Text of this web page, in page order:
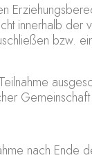
innerhalb der
bzw.
nach Ende